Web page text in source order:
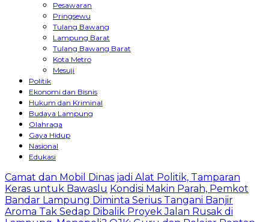
Pesawaran
Pringsewu
Tulang Bawang
Lampung Barat
Tulang Bawang Barat
Kota Metro
Mesuji
Politik
Ekonomi dan Bisnis
Hukum dan Kriminal
Budaya Lampung
Olahraga
Gaya Hidup
Nasional
Edukasi
Camat dan Mobil Dinas jadi Alat Politik, Tamparan
Keras untuk Bawaslu Kondisi Makin Parah, Pemkot
Bandar Lampung Diminta Serius Tangani Banjir
Aroma Tak Sedap Dibalik Proyek Jalan Rusak di